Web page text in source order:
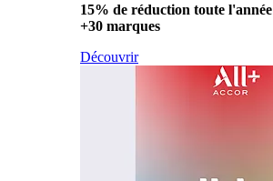
15% de réduction toute l'année
+30 marques
Découvrir